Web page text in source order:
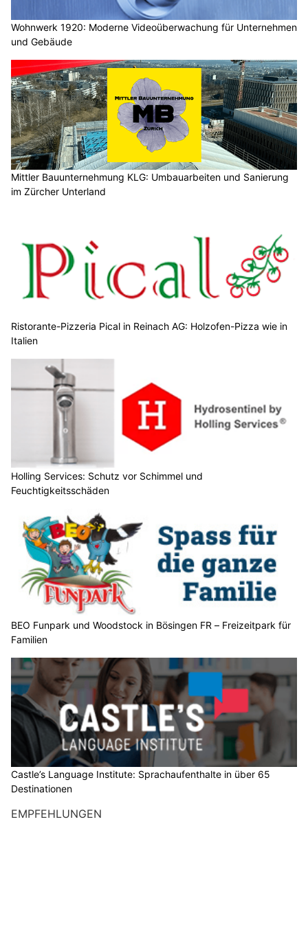
Wohnwerk 1920: Moderne Videoüberwachung für Unternehmen
und Gebäude
Mittler Bauunternehmung KLG: Umbauarbeiten und Sanierung
im Zürcher Unterland
Ristorante-Pizzeria Pical in Reinach AG: Holzofen-Pizza wie in
Italien
Holling Services: Schutz vor Schimmel und
Feuchtigkeitsschäden
BEO Funpark und Woodstock in Bösingen FR – Freizeitpark für
Familien
Castle’s Language Institute: Sprachaufenthalte in über 65
Destinationen
EMPFEHLUNGEN